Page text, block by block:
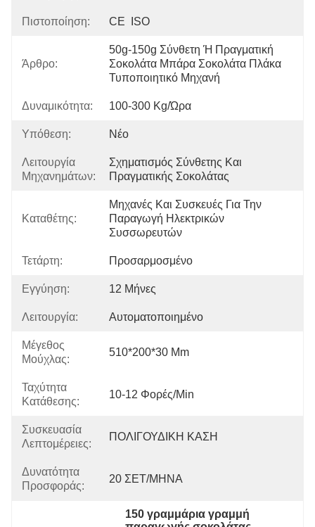
Πιστοποίηση: CE  ISO
Άρθρο:
50g-150g Σύνθετη Ή Πραγματική
Σοκολάτα Μπάρα Σοκολάτα Πλάκα
Τυποποιητικό Μηχανή
Δυναμικότητα: 100-300 Kg/ώρα
Υπόθεση: Νέο
Λειτουργία
Μηχανημάτων:
Σχηματισμός Σύνθετης Και
Πραγματικής Σοκολάτας
Καταθέτης:
Μηχανές Και Συσκευές Για Την
Παραγωγή Ηλεκτρικών
Συσσωρευτών
Τετάρτη: Προσαρμοσμένο
Εγγύηση: 12 Μήνες
Λειτουργία: Αυτοματοποιημένο
Μέγεθος
Μούχλας:
510*200*30 Mm
Ταχύτητα
Κατάθεσης:
10-12 Φορές/min
Συσκευασία
Λεπτομέρειες:
ΠΟΛΙΓΟΥΔΙΚΗ ΚΑΣΗ
Δυνατότητα
Προσφοράς:
20 ΣΕΤ/ΜΗΝΑ
150 γραμμάρια γραμμή